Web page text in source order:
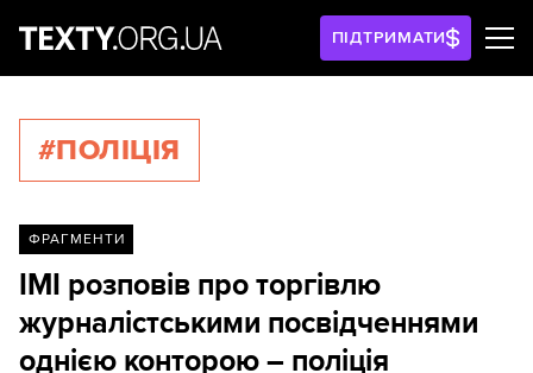
ПІДТРИМАТИ
#ПОЛІЦІЯ
ФРАГМЕНТИ
ІМІ розповів про торгівлю
журналістськими посвідченнями
однією конторою – поліція